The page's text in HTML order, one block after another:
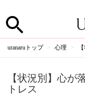
uranaruトップ 心理
【状況別】心が
トレス